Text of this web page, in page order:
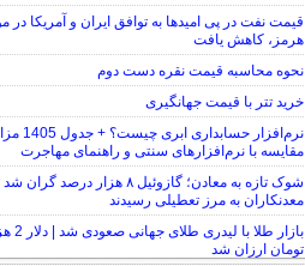
قیمت نفت در پی امیدها به توافق ایران و آمریکا در
هرمز، کاهش یافت
نحوه محاسبه قیمت نقره دست دوم
خرید تتر با قیمت جهانگیری
نرم‌افزار حسابداری ابری
مقایسه با نرم‌افزارهای سنتی و راهنمای مهاجرت
شوک تازه به معادن؛ گازوئیل ۸ هزار درصد گران شد |
معدنکاران به مرز تعطیلی رسیدند
بازار طلا با لیدری
تومان ارزان شد